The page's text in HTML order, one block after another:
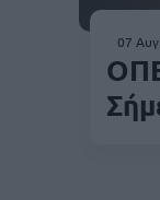
07